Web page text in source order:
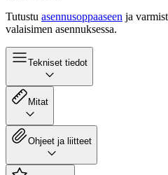
Tutustu asennusoppaaseen ja
valaisimen asennuksessa.
Tekniset tiedot
Mitat
Ohjeet ja liitteet